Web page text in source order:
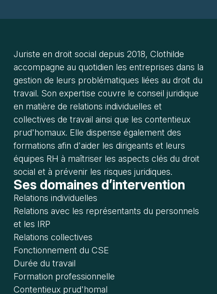
Juriste en droit social depuis 2018, Clothilde
accompagne au quotidien les entreprises dans la
gestion de leurs problématiques liées au droit du
travail. Son expertise couvre le conseil juridique
en matière de relations individuelles et
collectives de travail ainsi que les contentieux
prud'homaux. Elle dispense également des
formations afin d'aider les dirigeants et leurs
équipes RH à maîtriser les aspects clés du droit
social et à prévenir les risques juridiques.
Ses domaines d’intervention
Relations individuelles
Relations avec les représentants du personnels
et les IRP
Relations collectives
Fonctionnement du CSE
Durée du travail
Formation professionnelle
Contentieux prud'homal